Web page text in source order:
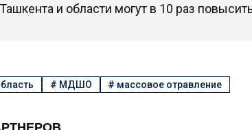
и области могут в 10 раз
# МДШО # массовое отравление